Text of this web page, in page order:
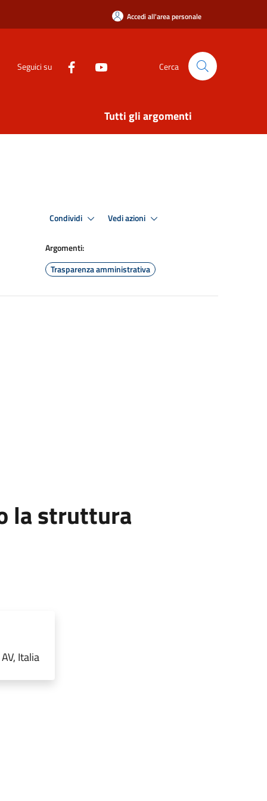
Accedi all'area personale
Seguici su Cerca
Tutti gli argomenti
Condividi Vedi azioni
Argomenti:
Trasparenza amministrativa
la struttura
Italia